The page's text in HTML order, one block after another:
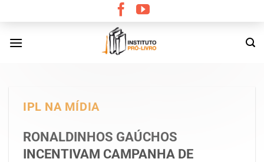
content
IPL NA MÍDIA
RONALDINHOS GAÚCHOS
INCENTIVAM CAMPANHA DE